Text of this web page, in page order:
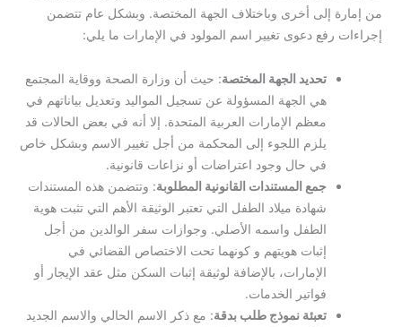
من إمارة إلى أخرى وباختلاف الجهة المختصة. وبشكل عام تتضمن
إجراءات رفع دعوى تغيير اسم المولود في الإمارات ما يلي:
تحديد الجهة المختصة: حيث أن وزارة الصحة ووقاية المجتمع
هي الجهة المسؤولة عن تسجيل المواليد وتعديل بياناتهم في
معظم الإمارات العربية المتحدة. إلا أنه في بعض الحالات قد
يلزم اللجوء إلى المحكمة من أجل تغيير الاسم وبشكل خاص
في حال وجود اعتراضات أو نزاعات قانونية.
جمع المستندات القانونية المطلوبة: وتتضمن هذه المستندات
شهادة ميلاد الطفل التي تعتبر الوثيقة الأهم التي تثبت هوية
الطفل واسمه الأصلي. وجوازات سفر الوالدين من أجل
إثبات هويتهم و كونهما تحت الاختصاص القضائي في
الإمارات، بالإضافة لوثيقة إثبات السكن مثل عقد الإيجار أو
فواتير الخدمات.
تعبئة نموذج طلب بدقة: مع ذكر الاسم الحالي والاسم الجديد